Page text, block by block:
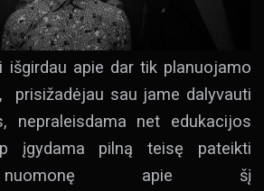
išgirdau apie dar tik planuojamo
prisižadėjau sau jame dalyvauti
nepraleisdama net edukacijos
įgydama pilną teisę pateikti
nuomonę apie šį